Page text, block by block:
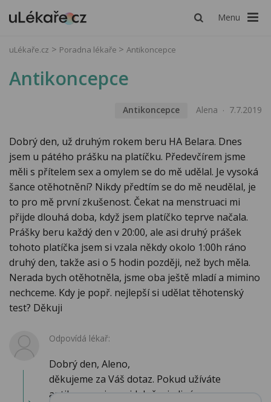
Menu
uLékaře.cz Poradna lékaře Antikoncepce
Antikoncepce
Antikoncepce Alena 7.7.2019
Dobrý den, už druhým rokem beru HA Belara. Dnes
jsem u pátého prášku na platíčku. Předevčírem jsme
měli s přítelem sex a omylem se do mě udělal. Je vysoká
šance otěhotnění? Nikdy předtím se do mě neudělal, je
to pro mě první zkušenost. Čekat na menstruaci mi
přijde dlouhá doba, když jsem platíčko teprve načala.
Prášky beru každý den v 20:00, ale asi druhý prášek
tohoto platíčka jsem si vzala někdy okolo 1:00h ráno
druhý den, takže asi o 5 hodin později, než bych měla.
Nerada bych otěhotněla, jsme oba ještě mladí a mimino
nechceme. Kdy je popř. nejlepší si udělat těhotenský
test? Děkuji
Odpovídá lékař:
Dobrý den, Aleno,
děkujeme za Váš dotaz. Pokud užíváte
antikoncepci pravidelně a jediné ...